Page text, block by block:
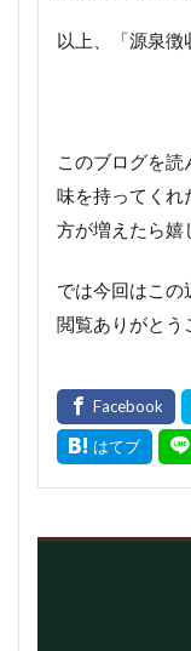
以上、「源泉徴
このブログを
味を持ってくれ
方が増えたら嬉
では今回はこの
閲覧ありがとう